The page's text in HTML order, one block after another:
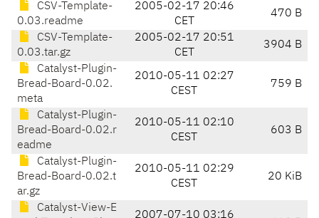
CSV-Template-
0.03.readme
2005-02-17 20:46
CET
470 B
CSV-Template-
0.03.tar.gz
2005-02-17 20:51
CET
3904 B
Catalyst-Plugin-
Bread-Board-0.02.
meta
2010-05-11 02:27
CEST
759 B
Catalyst-Plugin-
Bread-Board-0.02.r
eadme
2010-05-11 02:10
CEST
603 B
Catalyst-Plugin-
Bread-Board-0.02.t
ar.gz
2010-05-11 02:29
CEST
20 KiB
Catalyst-View-E
2007-07-10 03:16